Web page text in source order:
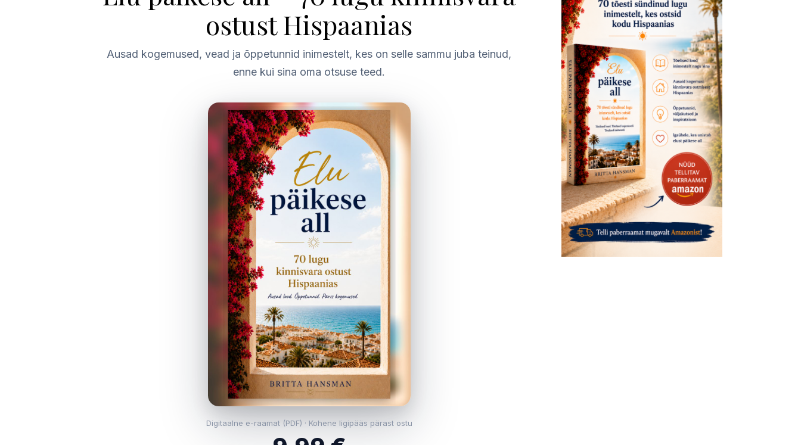
ostust Hispaanias
Ausad kogemused, vead ja õppetunnid inimestelt, kes on selle sammu juba teinud,
enne kui sina oma otsuse teed.
Digitaalne e-raamat (PDF) · Kohene ligipääs pärast ostu